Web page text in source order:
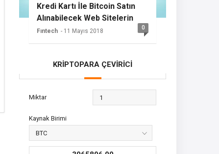
Kredi Kartı İle Bitcoin Satın
Alınabilecek Web Sitelerin
Listesi
Fıntech - 11 Mayıs 2018 0
KRİPTOPARA ÇEVİRİCİ
Miktar
Kaynak Birimi